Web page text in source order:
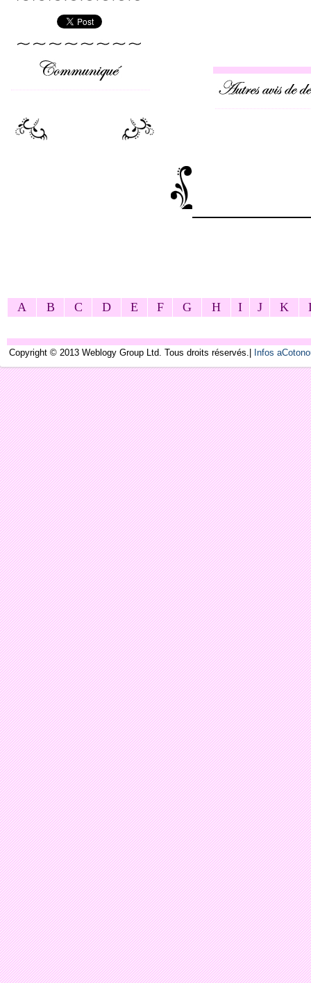
A B C D E F G H I J K
Copyright © 2013 Weblogy Group Ltd. Tous droits réservés.| Infos